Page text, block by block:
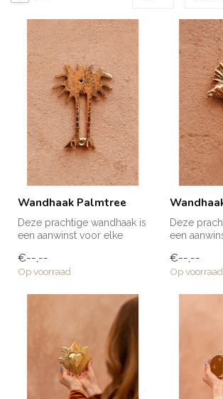
Wandhaak Palmtree
Deze prachtige wandhaak is
een aanwinst voor elke
handd...
€--,--
Op voorraad
Deze
een
handd...
€--,--
Op voorraad